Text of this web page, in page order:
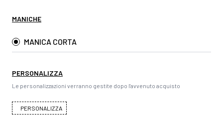
MANICHE
MANICA CORTA
PERSONALIZZA
Le personalizzazioni verranno gestite dopo l'avvenuto acquisto
PERSONALIZZA